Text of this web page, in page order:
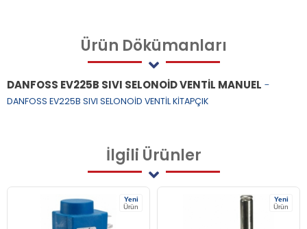
Ürün Dökümanları
DANFOSS EV225B SIVI SELONOİD VENTİL MANUEL -
DANFOSS EV225B SIVI SELONOİD VENTİL KİTAPÇIK
İlgili Ürünler
Yeni
Ürün
Yeni
Ürün